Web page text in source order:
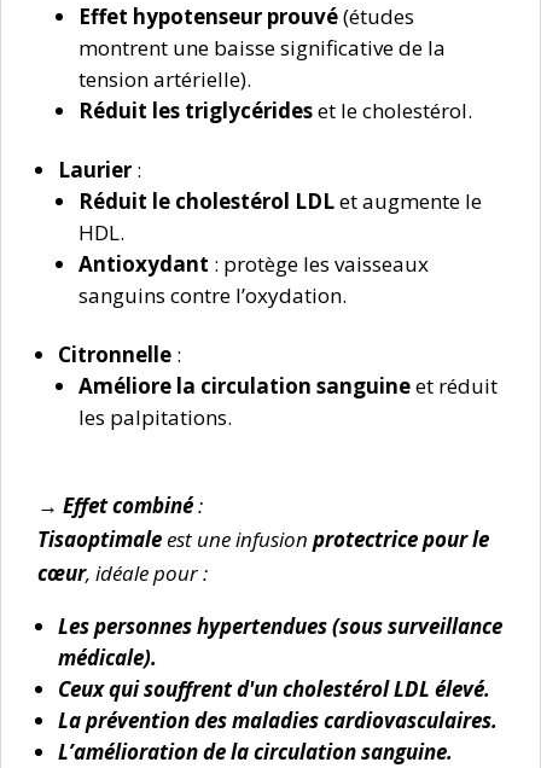
Effet hypotenseur prouvé(études
montrent une baisse significative de la
tension artérielle).
Réduit les triglycérideset le cholestérol.
Laurier :
Réduit le cholestérol LDLet augmente le
HDL.
Antioxydant : protège les vaisseaux
sanguins contre l’oxydation.
Citronnelle :
Améliore la circulation sanguineet réduit
les palpitations.
→ Effet combiné:
Tisaoptimaleest une infusion protectrice pour le
cœur, idéale pour :
Les personnes hypertendues (sous surveillance
médicale).
Ceux qui souffrent d'un cholestérol LDL élevé.
La prévention des maladies cardiovasculaires.
L’amélioration de la circulation sanguine.